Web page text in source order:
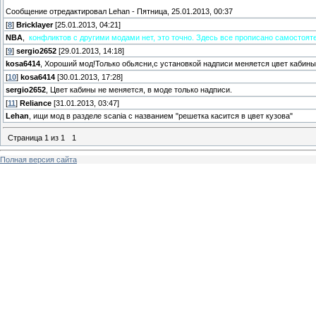
Сообщение отредактировал
Lehan - Пятница, 25.01.2013, 00:37
[8] Bricklayer[25.01.2013, 04:21]
NBA
конфликтов с другими модами нет, это точно. Здесь все прописано
[9] sergio2652 [29.01.2013, 14:18]
kosa6414 , Хороший мод!Только обьясни,с установкой надписи меняется цвет
[10] kosa6414 [30.01.2013, 17:28]
sergio2652 , Цвет кабины не меняется, в моде только надписи.
[11 ] Reliance [31.01.2013, 03:47]
Lehan , ищи мод в разделе scania с названием "решетка касится в цвет кузова"
Страница 1 из 1 1
Полная версия сайта